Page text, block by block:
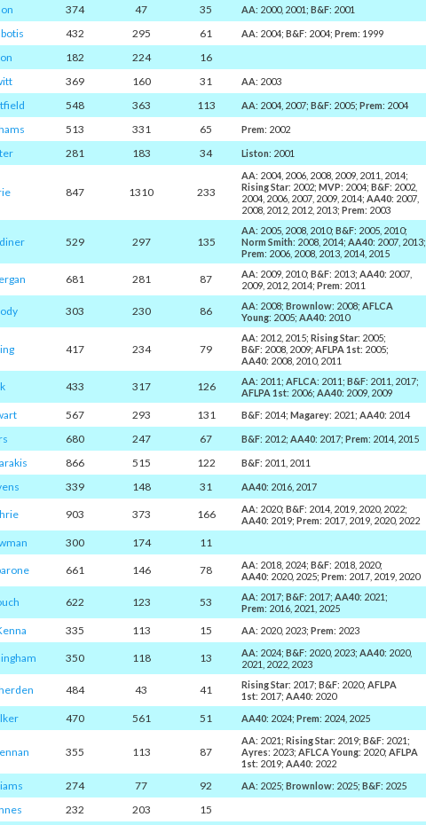
374 47 35 AA: 2000, 2001;B&F: 2001
432 295 61 AA: 2004;B&F: 2004;Prem: 1999
182 224
16
369 160 31 AA: 2003
548 363 113 AA: 2004, 2007;B&F: 2005;Prem: 2004
513 331 65 Prem: 2002
281 183 34 Liston: 2001
847 1310 233
AA: 2004, 2006, 2008, 2009, 2011, 2014;
Rising Star: 2002;MVP: 2004;B&F: 2002,
2004, 2006, 2007, 2009, 2014;AA40: 2007,
2008, 2012, 2012, 2013;Prem: 2003
529 297 135
AA: 2005, 2008, 2010;B&F: 2005, 2010;
Norm Smith: 2008, 2014;AA40: 2007, 2013;
Prem: 2006, 2008, 2013, 2014, 2015
681 281 87 AA: 2009, 2010;B&F: 2013;AA40: 2007,
2009, 2012, 2014;Prem: 2011
303 230 86 AA: 2008;Brownlow: 2008;AFLCA
Young: 2005;AA40: 2010
417 234 79
AA: 2012, 2015;Rising Star: 2005;
B&F: 2008, 2009;AFLPA 1st: 2005;
AA40: 2008, 2010, 2011
433 317 126 AA: 2011;AFLCA: 2011;B&F: 2011, 2017;
AFLPA 1st: 2006;AA40: 2009, 2009
567 293 131 B&F: 2014;Magarey: 2021;AA40: 2014
680 247 67 B&F: 2012;AA40: 2017;Prem: 2014, 2015
866 515 122 B&F: 2011, 2011
339 148 31 AA40: 2016, 2017
903 373 166 AA: 2020;B&F: 2014, 2019, 2020, 2022;
AA40: 2019;Prem: 2017, 2019, 2020, 2022
300 174 11
661 146 78 AA: 2018, 2024;B&F: 2018, 2020;
AA40: 2020, 2025;Prem: 2017, 2019, 2020
622 123 53 AA: 2017;B&F: 2017;AA40: 2021;
Prem: 2016, 2021, 2025
335 113 15 AA: 2020, 2023;Prem: 2023
350 118 13 AA: 2024;B&F: 2020, 2023;AA40: 2020,
2021, 2022, 2023
484 43 41 Rising Star: 2017;B&F: 2020;AFLPA
1st: 2017;AA40: 2020
470 561 51 AA40: 2024;Prem: 2024, 2025
355 113 87
AA: 2021;Rising Star: 2019;B&F: 2021;
Ayres: 2023;AFLCA Young: 2020;AFLPA
1st: 2019;AA40: 2022
274 77 92 AA: 2025;Brownlow: 2025;B&F: 2025
232 203 15